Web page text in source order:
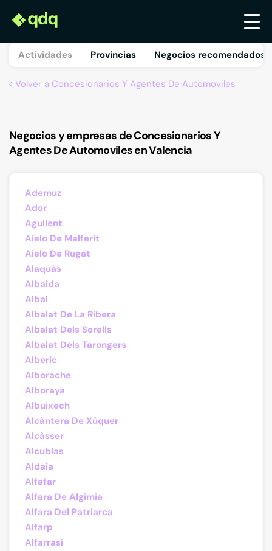
Actividades Provincias Negocios recomendados
Volver a Concesionarios Y Agentes De Automoviles
Negocios y empresas de Concesionarios Y
Agentes De Automoviles en Valencia
Ademuz
Ador
Agullent
Aielo De Malferit
Aielo De Rugat
Alaquàs
Albaida
Albal
Albalat De La Ribera
Albalat Dels Sorells
Albalat Dels Tarongers
Alberic
Alborache
Alboraya
Albuixech
Alcàntera De Xúquer
Alcàsser
Alcublas
Aldaia
Alfafar
Alfara De Algimia
Alfara Del Patriarca
Alfarp
Alfarrasí